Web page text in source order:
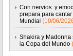
Con nervios y
prepara para
Mundial (10/06/
Shakira y
la Copa del Mundo